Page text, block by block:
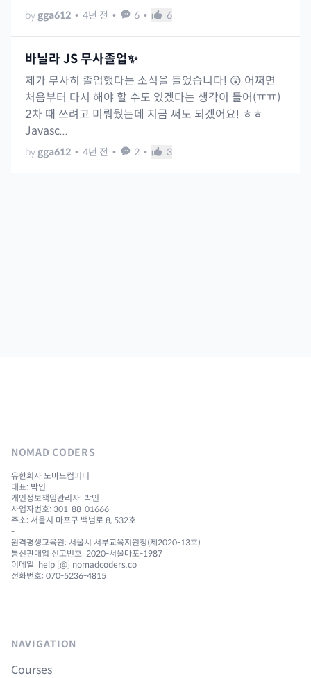
by gga612 • 4년 전 • 6 • 6
바닐라 JS 무사졸업✨
제가 무사히 졸업했다는 소식을 들었습니다! 😲 어쩌면
처음부터 다시 해야 할 수도 있겠다는 생각이 들어(ㅠㅠ)
2차 때 쓰려고 미뤄뒀는데 지금 써도 되겠어요! ㅎㅎ
Javasc...
by gga612 • 4년 전 • 2 • 3
NOMAD CODERS
유한회사 노마드컴퍼니
대표: 박인
개인정보책임관리자: 박인
사업자번호: 301-88-01666
주소: 서울시 마포구 백범로 8, 532호
-
원격평생교육원: 서울시 서부교육지원청(제2020-13호)
통신판매업 신고번호: 2020-서울마포-1987
이메일: help [@] nomadcoders.co
전화번호: 070-5236-4815
NAVIGATION
Courses